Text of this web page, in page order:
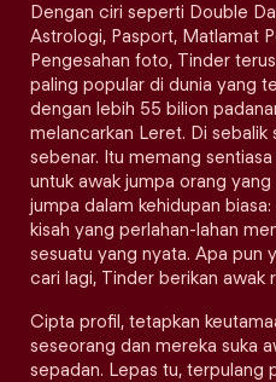
Dengan ciri seperti Double
Astrologi, Pasport, Matlamat
Pengesahan foto, Tinder
paling popular di dunia yang
dengan lebih 55 bilion
melancarkan Leret. Di sebalik
sebenar. Itu memang
untuk awak jumpa orang
jumpa dalam kehidupan
kisah yang perlahan-lahan
sesuatu yang nyata. Apa pun
cari lagi, Tinder berikan awak
Cipta profil, tetapkan
seseorang dan mereka suka
sepadan. Lepas tu, terpulang